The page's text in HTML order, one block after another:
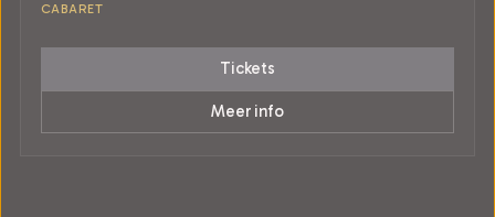
CABARET
Tickets
Meer info